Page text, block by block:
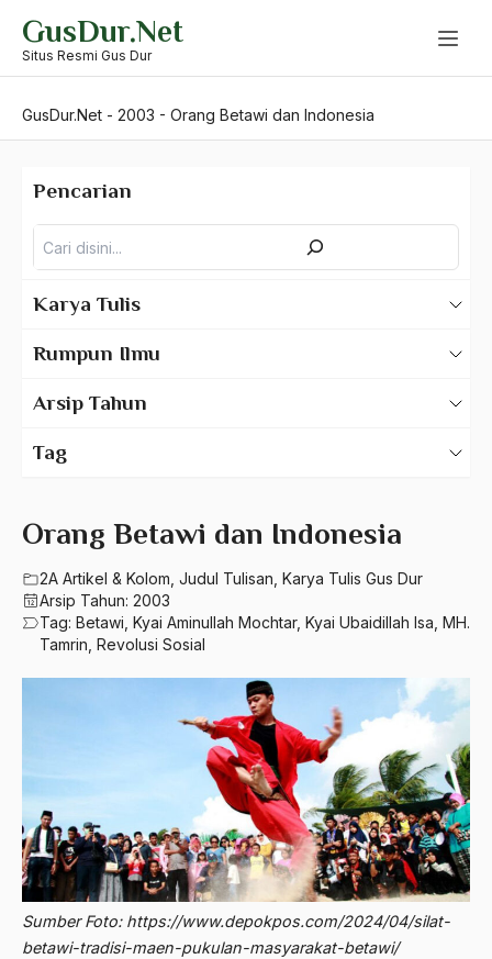
content
GusDur.Net
Situs Resmi Gus Dur
GusDur.Net - 2003 - Orang Betawi dan Indonesia
Orang Betawi dan Indonesia
2A Artikel & Kolom Judul Tulisan Karya Tulis Gus Dur
Arsip Tahun: 2003
Tag: Betawi Kyai Aminullah Mochtar, Kyai Ubaidillah Isa MH.
Tamrin Revolusi Sosial
Sumber Foto: https://www.depokpos.com/2024/04/silat-
betawi-tradisi-maen-pukulan-masyarakat-betawi/
Pencarian
Karya Tulis
Rumpun Ilmu
660 – Ilmu Seni, Desain dan Media
710 – Ilmu Pendidikan
900 – Rumpun Ilmu Lainnya
Arsip Tahun
2023
2021
2020
2016
2015
2014
2013
Tag
A. Mukti Ali
A. Mustofa Bisri
A. Yani
A.A. Baramudi
A.S
Aal Usul Teroris
Abad 21
Abad Modern
Abd. Moqsith Ghazali